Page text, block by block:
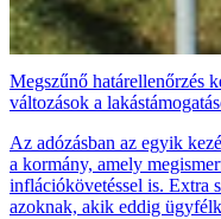
Megszűnő határellenőrzés
változások a
Az adózásban az egyik
a kormány, amely
inflációkövetéssel is. Extra
azoknak, akik eddig